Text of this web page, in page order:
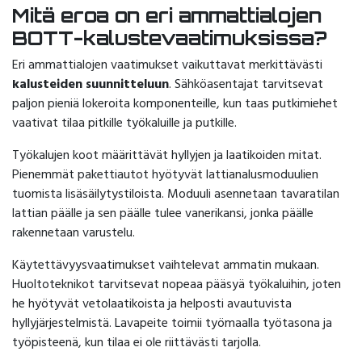
Mitä eroa on eri ammattialojen
BOTT-kalustevaatimuksissa?
Eri ammattialojen vaatimukset vaikuttavat merkittävästi
kalusteiden suunnitteluun. Sähköasentajat tarvitsevat
paljon pieniä lokeroita komponenteille, kun taas putkimiehet
vaativat tilaa pitkille työkaluille ja putkille.
Työkalujen koot määrittävät hyllyjen ja laatikoiden mitat.
Pienemmät pakettiautot hyötyvät lattianalusmoduulien
tuomista lisäsäilytystiloista. Moduuli asennetaan tavaratilan
lattian päälle ja sen päälle tulee vanerikansi, jonka päälle
rakennetaan varustelu.
Käytettävyysvaatimukset vaihtelevat ammatin mukaan.
Huoltoteknikot tarvitsevat nopeaa pääsyä työkaluihin, joten
he hyötyvät vetolaatikoista ja helposti avautuvista
hyllyjärjestelmistä. Lavapeite toimii työmaalla työtasona ja
työpisteenä, kun tilaa ei ole riittävästi tarjolla.